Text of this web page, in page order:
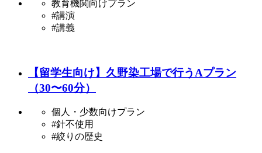
教育機関向けプラン
#講演
#講義
【留学生向け】久野染工場で行うAプラン
（30〜60分）
個人・少数向けプラン
#針不使用
#絞りの歴史